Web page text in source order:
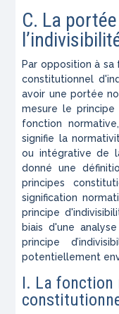
C. La
Par opposition à
constitutionnel
avoir une portée
mesure le
fonction
signifie la
ou intégrative de
donné une
principes
signification
principe
biais d'une
principe
potentiellement
I. La fonction